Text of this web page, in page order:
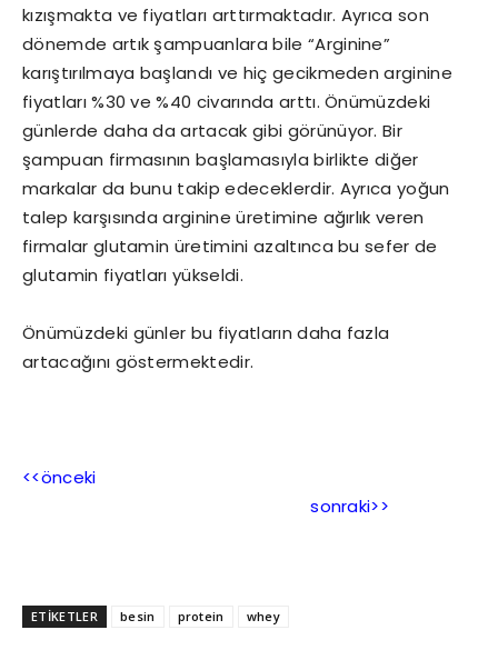
kızışmakta ve fiyatları arttırmaktadır. Ayrıca son
dönemde artık şampuanlara bile “Arginine”
karıştırılmaya başlandı ve hiç gecikmeden arginine
fiyatları %30 ve %40 civarında arttı. Önümüzdeki
günlerde daha da artacak gibi görünüyor. Bir
şampuan firmasının başlamasıyla birlikte diğer
markalar da bunu takip edeceklerdir. Ayrıca yoğun
talep karşısında arginine üretimine ağırlık veren
firmalar glutamin üretimini azaltınca bu sefer de
glutamin fiyatları yükseldi.
Önümüzdeki günler bu fiyatların daha fazla
artacağını göstermektedir.
<<önceki
sonraki>>
ETİKETLER besin protein whey